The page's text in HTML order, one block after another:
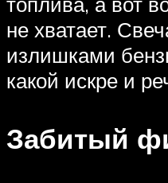
не хватает.
излишками
какой искре и
Забитый